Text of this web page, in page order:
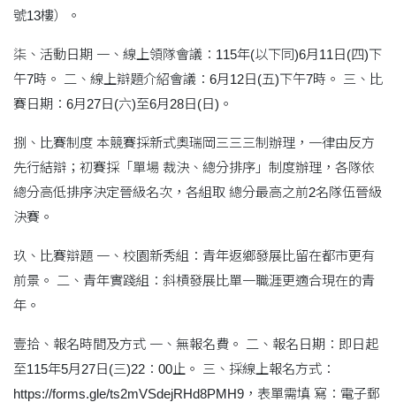
號13樓）。
柒、活動日期 一、線上領隊會議：115年(以下同)6月11日(四)下
午7時。 二、線上辯題介紹會議：6月12日(五)下午7時。 三、比
賽日期：6月27日(六)至6月28日(日)。
捌、比賽制度 本競賽採新式奧瑞岡三三三制辦理，一律由反方
先行結辯；初賽採「單場 裁決、總分排序」制度辦理，各隊依
總分高低排序決定晉級名次，各組取 總分最高之前2名隊伍晉級
決賽。
玖、比賽辯題 一、校園新秀組：青年返鄉發展比留在都市更有
前景。 二、青年實踐組：斜槓發展比單一職涯更適合現在的青
年。
壹拾、報名時間及方式 一、無報名費。 二、報名日期：即日起
至115年5月27日(三)22：00止。 三、採線上報名方式：
https://forms.gle/ts2mVSdejRHd8PMH9，表單需填 寫：電子郵